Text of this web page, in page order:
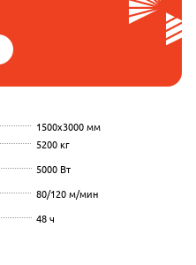
1500x3000 мм
5200 кг
5000 Вт
80/120 м/мин
48 ч